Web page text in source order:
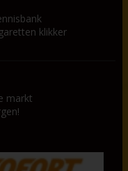
klikker
markt